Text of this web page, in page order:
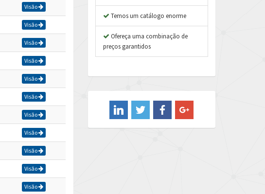
Visão
Visão
Visão
Visão
Visão
Visão
Visão
Visão
Visão
Visão
Visão
Aventics
B&R
4,353
Baldor
Balluff
3,095
Banner
Barber Colman
4,438
Barksdale
3,856
Temos um catálogo enorme
Ofereça uma combinação de
preços garantidos